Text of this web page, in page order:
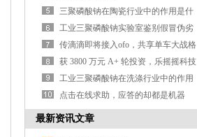
三聚磷酸钠在陶瓷行业中的作用是什
么？
工业三聚磷酸钠实验室鉴别假冒伪劣
产品的方法？
传滴滴即将接入ofo，共享单车大战格
局或生变
获 3800 万元 A+ 轮投资，乐摇摇科技
利用抓娃娃机做线
工业三聚磷酸钠在洗涤行业中的作用
是什么？
点击在线求助，应答的却都是机器
人，这样真的好吗？
最新资讯文章